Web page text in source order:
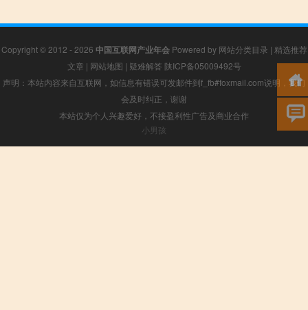
Copyright © 2012 - 2026 中国互联网产业年会Powered by 网站分类目录 | 精选推荐
文章 | 网站地图 | 疑难解答 陕ICP备05009492号
声明：本站内容来自互联网，如信息有错误可发邮件到f_fb#foxmail.com说明，我们
会及时纠正，谢谢
本站仅为个人兴趣爱好，不接盈利性广告及商业合作
小男孩